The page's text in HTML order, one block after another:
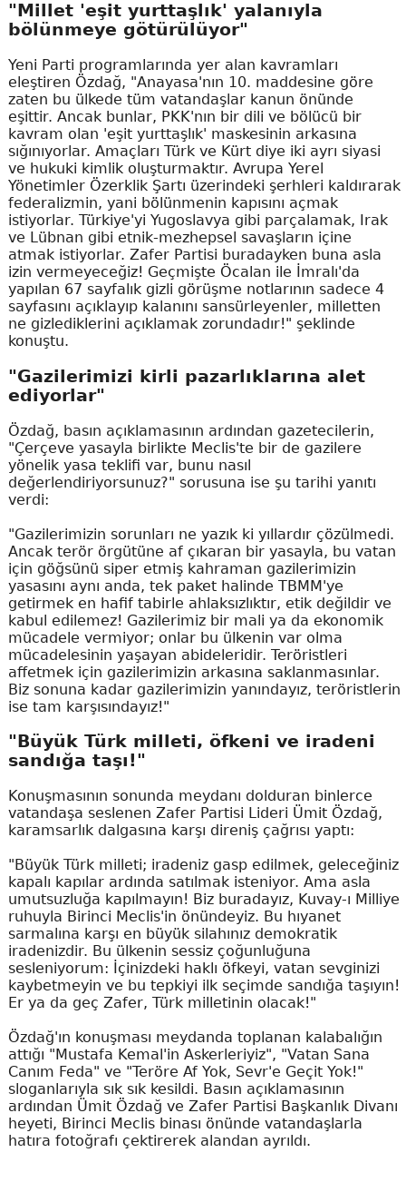
"Millet 'eşit yurttaşlık' yalanıyla
bölünmeye götürülüyor"
Yeni Parti programlarında yer alan kavramları
eleştiren Özdağ, "Anayasa'nın 10. maddesine göre
zaten bu ülkede tüm vatandaşlar kanun önünde
eşittir. Ancak bunlar, PKK'nın bir dili ve bölücü bir
kavram olan 'eşit yurttaşlık' maskesinin arkasına
sığınıyorlar. Amaçları Türk ve Kürt diye iki ayrı siyasi
ve hukuki kimlik oluşturmaktır. Avrupa Yerel
Yönetimler Özerklik Şartı üzerindeki şerhleri kaldırarak
federalizmin, yani bölünmenin kapısını açmak
istiyorlar. Türkiye'yi Yugoslavya gibi parçalamak, Irak
ve Lübnan gibi etnik-mezhepsel savaşların içine
atmak istiyorlar. Zafer Partisi buradayken buna asla
izin vermeyeceğiz! Geçmişte Öcalan ile İmralı'da
yapılan 67 sayfalık gizli görüşme notlarının sadece 4
sayfasını açıklayıp kalanını sansürleyenler, milletten
ne gizlediklerini açıklamak zorundadır!" şeklinde
konuştu.
"Gazilerimizi kirli pazarlıklarına alet
ediyorlar"
Özdağ, basın açıklamasının ardından gazetecilerin,
"Çerçeve yasayla birlikte Meclis'te bir de gazilere
yönelik yasa teklifi var, bunu nasıl
değerlendiriyorsunuz?" sorusuna ise şu tarihi yanıtı
verdi:
"Gazilerimizin sorunları ne yazık ki yıllardır çözülmedi.
Ancak terör örgütüne af çıkaran bir yasayla, bu vatan
için göğsünü siper etmiş kahraman gazilerimizin
yasasını aynı anda, tek paket halinde TBMM'ye
getirmek en hafif tabirle ahlaksızlıktır, etik değildir ve
kabul edilemez! Gazilerimiz bir mali ya da ekonomik
mücadele vermiyor; onlar bu ülkenin var olma
mücadelesinin yaşayan abideleridir. Teröristleri
affetmek için gazilerimizin arkasına saklanmasınlar.
Biz sonuna kadar gazilerimizin yanındayız, teröristlerin
ise tam karşısındayız!"
"Büyük Türk milleti, öfkeni ve iradeni
sandığa taşı!"
Konuşmasının sonunda meydanı dolduran binlerce
vatandaşa seslenen Zafer Partisi Lideri Ümit Özdağ,
karamsarlık dalgasına karşı direniş çağrısı yaptı:
"Büyük Türk milleti; iradeniz gasp edilmek, geleceğiniz
kapalı kapılar ardında satılmak isteniyor. Ama asla
umutsuzluğa kapılmayın! Biz buradayız, Kuvay-ı Milliye
ruhuyla Birinci Meclis'in önündeyiz. Bu hıyanet
sarmalına karşı en büyük silahınız demokratik
iradenizdir. Bu ülkenin sessiz çoğunluğuna
sesleniyorum: İçinizdeki haklı öfkeyi, vatan sevginizi
kaybetmeyin ve bu tepkiyi ilk seçimde sandığa taşıyın!
Er ya da geç Zafer, Türk milletinin olacak!"
Özdağ'ın konuşması meydanda toplanan kalabalığın
attığı "Mustafa Kemal'in Askerleriyiz", "Vatan Sana
Canım Feda" ve "Teröre Af Yok, Sevr'e Geçit Yok!"
sloganlarıyla sık sık kesildi. Basın açıklamasının
ardından Ümit Özdağ ve Zafer Partisi Başkanlık Divanı
heyeti, Birinci Meclis binası önünde vatandaşlarla
hatıra fotoğrafı çektirerek alandan ayrıldı.